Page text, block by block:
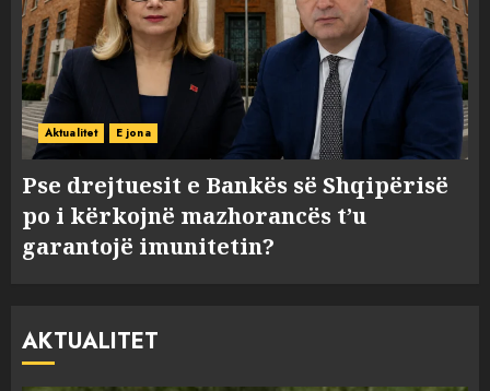
Aktualitet E jona
Pse drejtuesit e Bankës së Shqipërisë
po i kërkojnë mazhorancës t’u
garantojë imunitetin?
AKTUALITET